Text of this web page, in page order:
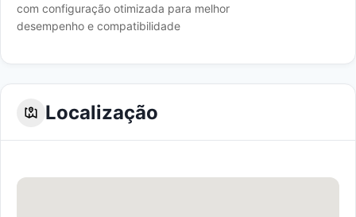
com configuração otimizada para melhor
desempenho e compatibilidade
Localização